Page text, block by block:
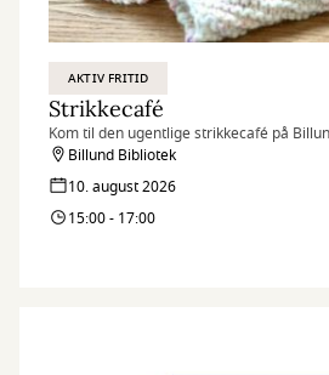
AKTIV FRITID
Strikkecafé
Kom til den ugentlige strikkecafé på
Billund Bibliotek
10. august 2026
15:00 - 17:00